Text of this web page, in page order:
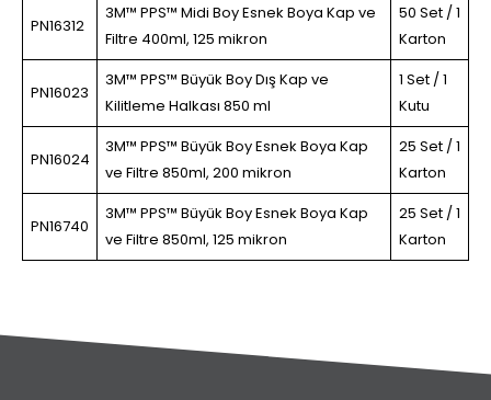
PN16312
3M™ PPS™ Midi Boy Esnek Boya Kap ve
Filtre 400ml, 125 mikron
50 Set / 1
Karton
PN16023
3M™ PPS™ Büyük Boy Dış Kap ve
Kilitleme Halkası 850 ml
1 Set / 1
Kutu
PN16024
3M™ PPS™ Büyük Boy Esnek Boya Kap
ve Filtre 850ml, 200 mikron
25 Set / 1
Karton
PN16740
3M™ PPS™ Büyük Boy Esnek Boya Kap
ve Filtre 850ml, 125 mikron
25 Set / 1
Karton